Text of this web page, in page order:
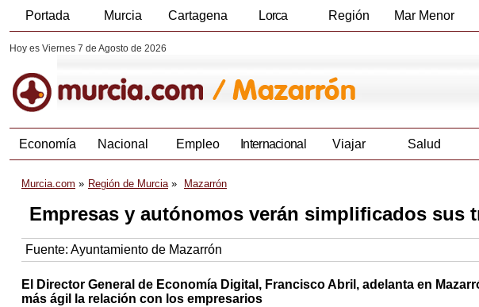
Portada Murcia Cartagena Lorca Región Mar Menor
Hoy es Viernes 7 de Agosto de 2026
Economía Nacional Empleo Internacional Viajar Salud
Murcia.com Región de Murcia Mazarrón
Empresas y autónomos verán simplificados sus
Fuente: Ayuntamiento de Mazarrón
El Director General de Economía Digital, Francisco Abril, adelanta en
más ágil la relación con los empresarios